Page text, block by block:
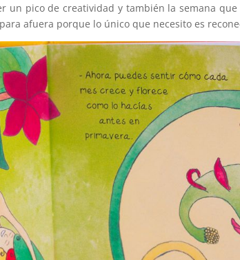
un pico de creatividad y también la semana
afuera porque lo único que necesito es